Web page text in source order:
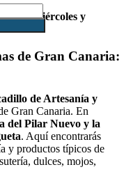
miércoles y
de Gran Canaria:
de Artesanía y
Gran Canaria. En
del Pilar Nuevo y la
. Aquí encontrarás
y productos típicos de
dulces, mojos,